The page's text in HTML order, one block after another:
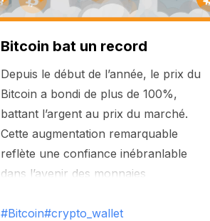
Bitcoin bat un record
Depuis le début de l’année, le prix du
Bitcoin a bondi de plus de 100%,
battant l’argent au prix du marché.
Cette augmentation remarquable
reflète une confiance inébranlable
dans l’avenir des monnaies
embrasser les possibilités à venir.
#Bitcoin#crypto_wallet